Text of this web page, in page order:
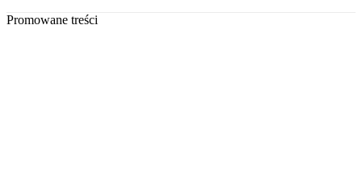
Promowane treści